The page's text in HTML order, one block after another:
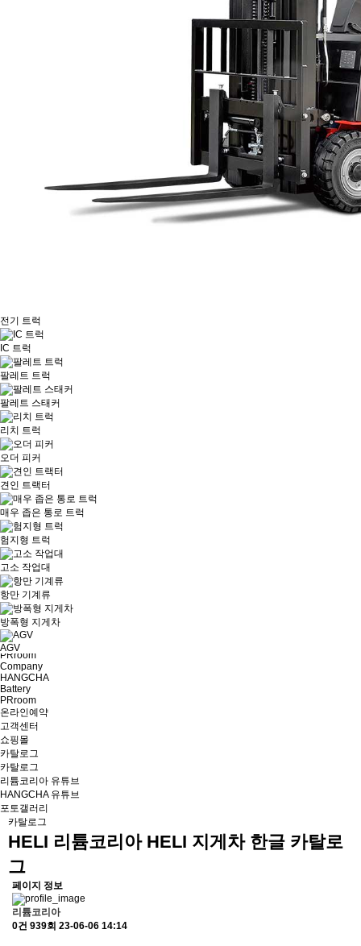
전기 트럭
IC 트럭
팔레트 트럭
팔레트 스태커
리치 트럭
오더 피커
견인 트랙터
매우 좁은 통로 트럭
험지형 트럭
고소 작업대
항만 기계류
방폭형 지게차
AGV
태커
게차
AGV
Company
· 회사소개 · 인사말
HANGCHA
· 전동 지게차 좌승식
Way) / 오더피커
Battery
· 리튬배터리 · 입승식 배터리
PRroom
· 카탈로그 · 리튬코리아 유튜브
온라인예약
· 간편상담신청
고객센터
· 공지사항 · 이벤트
쇼핑몰
문의하기 1661-7273
PRroom
카탈로그
PRroom
Company
HANGCHA
Battery
PRroom
온라인예약
고객센터
쇼핑몰
카탈로그
카탈로그
리튬코리아 유튜브
HANGCHA 유튜브
포토갤러리
카탈로그
HELI 리튬코리아 HELI 지게차 한글 카탈로
그
페이지 정보
리튬코리아
0건 939회 23-06-06 14:14